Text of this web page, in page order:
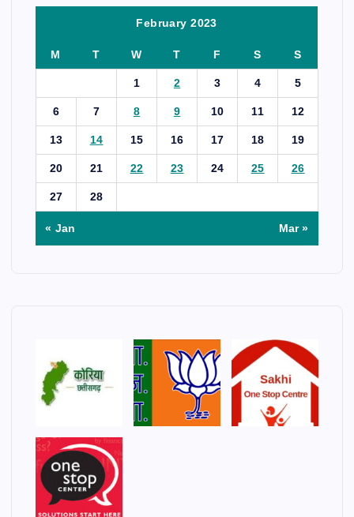
February 2023
M T W T F S S
1 2 3 4 5
6 7 8 9 10 11 12
13 14 15 16 17 18 19
20 21 22 23 24 25 26
27 28
« Jan Mar »